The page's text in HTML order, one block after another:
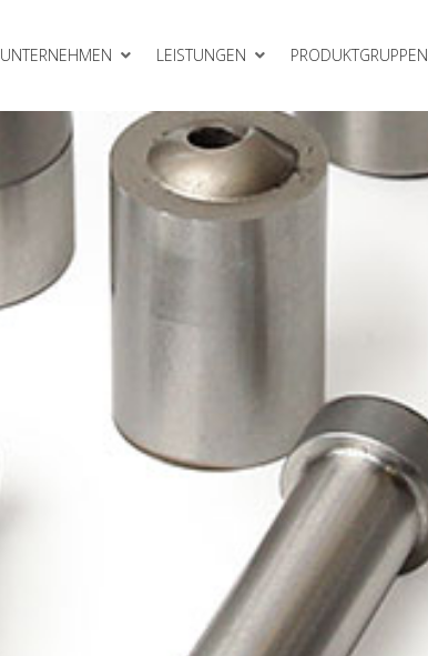
UNTERNEHMEN LEISTUNGEN PRODUKTGRUPPEN
Gleitelemente